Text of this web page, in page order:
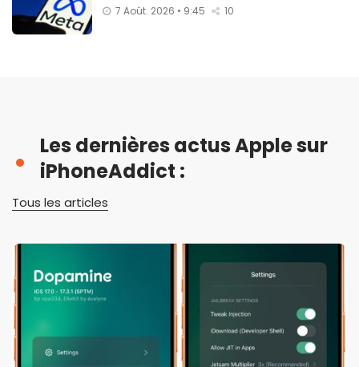
7 Août. 2026 • 9:45 10
Les dernières actus Apple sur
iPhoneAddict :
Tous les articles